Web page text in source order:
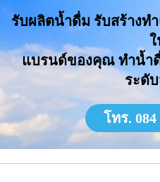
รับผลิตน้ำดื่ม รับสร้างท
แบรนด์ของคุณ ทำน้ำ
ระดั
โทร. 084